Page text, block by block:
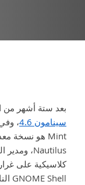
بعد ستة أشهر من
سينامون 4.6